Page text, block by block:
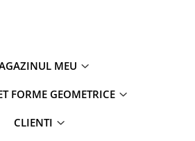
MEU
FORME GEOMETRICE
CLIENTI